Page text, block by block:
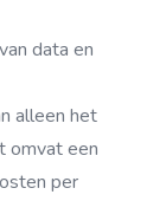
data en
alleen het
omvat een
per